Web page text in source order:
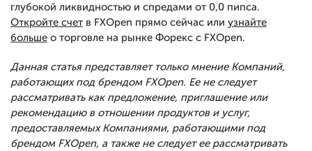
глубокой ликвидностью и спредами от 0,0 пипса.
Откройте счет в FXOpen прямо сейчас или узнайте
больше о торговле на рынке Форекс с FXOpen.
Данная статья представляет только мнение Компаний,
работающих под брендом FXOpen. Ее не следует
рассматривать как предложение, приглашение или
рекомендацию в отношении продуктов и услуг,
предоставляемых Компаниями, работающими под
брендом FXOpen, а также не следует ее рассматривать